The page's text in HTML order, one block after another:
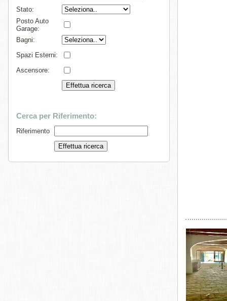
Stato:
Posto Auto
Garage:
Bagni:
Spazi Esterni:
Ascensore:
Cerca per Riferimento:
Riferimento